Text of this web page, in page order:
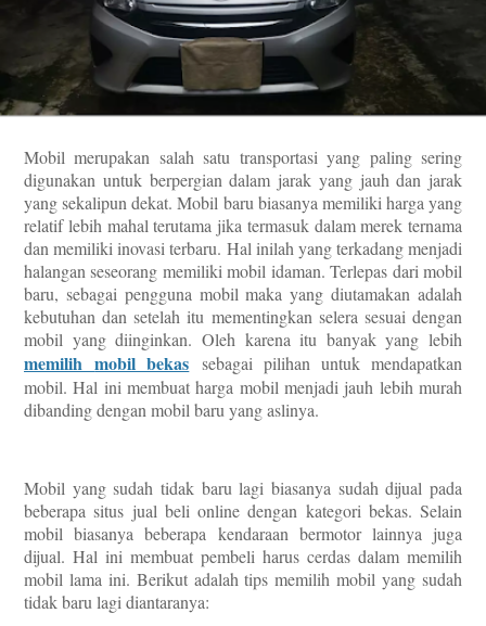
Mobil merupakan salah satu transportasi yang paling sering
digunakan untuk berpergian dalam jarak yang jauh dan jarak
yang sekalipun dekat. Mobil baru biasanya memiliki harga yang
relatif lebih mahal terutama jika termasuk dalam merek ternama
dan memiliki inovasi terbaru. Hal inilah yang terkadang menjadi
halangan seseorang memiliki mobil idaman. Terlepas dari mobil
baru, sebagai pengguna mobil maka yang diutamakan adalah
kebutuhan dan setelah itu mementingkan selera sesuai dengan
mobil yang diinginkan. Oleh karena itu banyak yang lebih
memilih mobil bekas sebagai pilihan untuk mendapatkan
mobil. Hal ini membuat harga mobil menjadi jauh lebih murah
dibanding dengan mobil baru yang aslinya.
Mobil yang sudah tidak baru lagi biasanya sudah dijual pada
beberapa situs jual beli online dengan kategori bekas. Selain
mobil biasanya beberapa kendaraan bermotor lainnya juga
dijual. Hal ini membuat pembeli harus cerdas dalam memilih
mobil lama ini. Berikut adalah tips memilih mobil yang sudah
tidak baru lagi diantaranya: